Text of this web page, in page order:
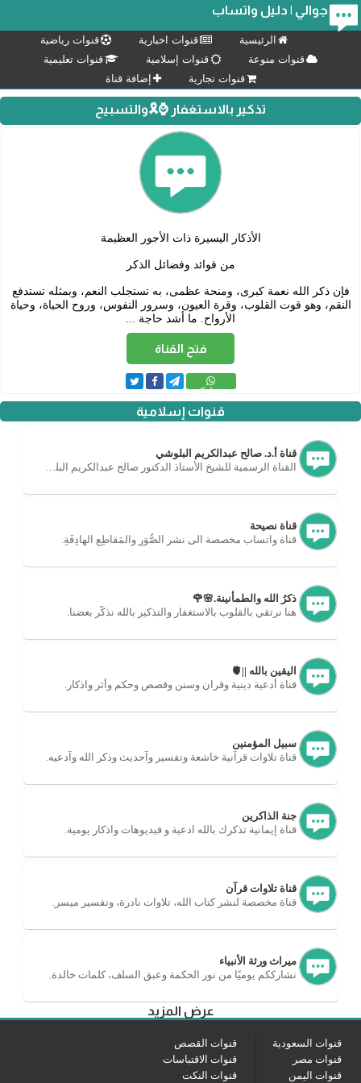
جوالي | دليل واتساب
الرئيسية قنوات اخبارية
قنوات رياضية
قنوات منوعة
قنوات إسلامية
قنوات تعليمية
قنوات تجارية
إضافة قناة
تذكير بالاستغفار ⌚🎗والتسبيح
فإن ذكر الله نعمة كبرى، ومنحة عظمى، به تستجلب النعم، وبمثله تستدفع
النقم، وهو قوت القلوب، وقرة العيون، وسرور النفوس، وروح الحياة، وحياة
الأرواح. ما أشد حاجة ...
فتح القناة
مشاركة
قنوات إسلامية
قناة أ.د. صالح عبدالكريم البلوشي
القناة الرسمية للشيخ الأستاذ الدكتور صالح عبدالكريم البلوشي.
قناة نصيحة
قناة واتساب مخصصة الى نشر الصُّوَرِ والمَقاطِعِ الهادِفَةِ.
ذكرُ الله والطمأنينة.🌸🌹
هنا نرتقي بالقلوب بالاستغفار والتذكير بالله نذكّر بعضنا.
اليقين بالله ||🫀
قناة أدعية دينية وقران وسنن وقصص وحكم وأثر واذكار.
سبيل المؤمنين
قناة تلاوات قرآنية خاشعة وتفسير وآحديث وذكر الله وآدعيه.
جنة الذاكرين
قناة إيمانية تذكرك بالله ادعية و فيديوهات واذكار يومية.
قناة تلاوات قرآن
قناة مخصصة لنشر كتاب الله، تلاوات نادرة، وتفسير ميسر.
ميراث ورثة الأنبياء
نشارككم يوميًا من نور الحكمة وعبق السلف، كلمات خالدة.
عرض المزيد
قنوات السعودية
قنوات مصر
قنوات اليمن
قنوات القصص
قنوات الاقتباسات
قنوات النكت